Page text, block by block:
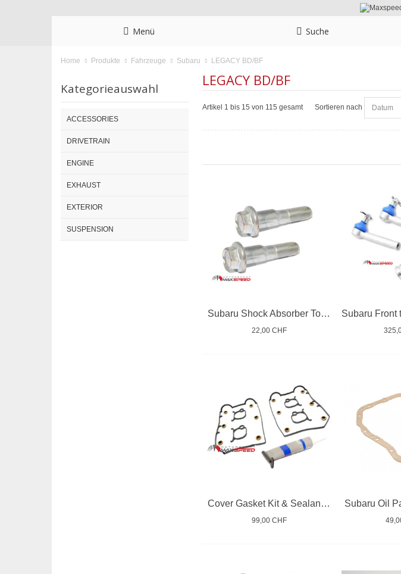
Menü Suche
Home Produkte Fahrzeuge Subaru LEGACY BD/BF
LEGACY BD/BF
Artikel 1 bis 15 von 115 gesamt Sortieren nach
Subaru Shock Absorber Top Camber Adjust Bolt 1994/11
22,00 CHF
Cover Gasket Kit & Sealant Impreza GC/GF Lagacy Turbo
99,00 CHF
Subaru Oil
Kategorieauswahl
ACCESSORIES
DRIVETRAIN
ENGINE
EXHAUST
EXTERIOR
SUSPENSION